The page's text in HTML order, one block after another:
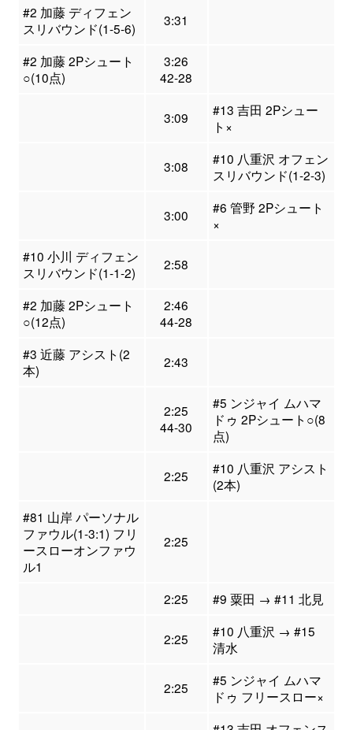
#2 加藤 ディフェン
スリバウンド(1-5-6)
3:31
#2 加藤 2Pシュート
○(10点)
3:26
42-28
3:09
#13 吉田 2Pシュー
ト×
3:08
#10 八重沢 オフェン
スリバウンド(1-2-3)
3:00
#6 管野 2Pシュート
×
#10 小川 ディフェン
スリバウンド(1-1-2)
2:58
#2 加藤 2Pシュート
○(12点)
2:46
44-28
#3 近藤 アシスト(2
本)
2:43
2:25
44-30
#5 ンジャイ ムハマ
ドゥ 2Pシュート○(8
点)
2:25
#10 八重沢 アシスト
(2本)
#81 山岸 パーソナル
ファウル(1-3:1) フリ
ースローオンファウ
ル1
2:25
2:25 #9 粟田 → #11 北見
2:25
#10 八重沢 → #15
清水
2:25
#5 ンジャイ ムハマ
ドゥ フリースロー×